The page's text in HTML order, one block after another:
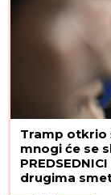
Tramp otkrio
mnogi će se
drugima